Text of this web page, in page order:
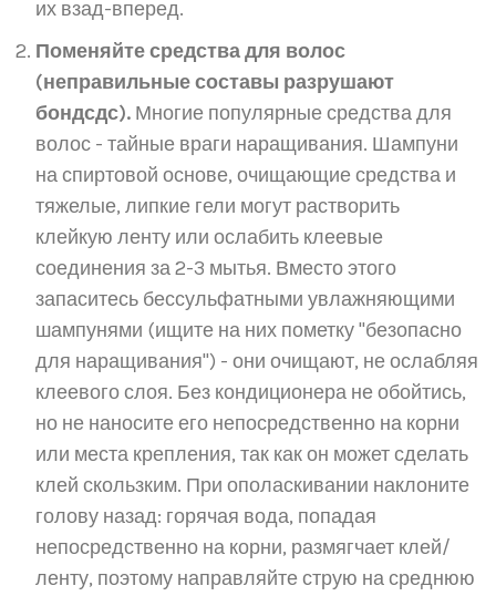
их взад-вперед.
Поменяйте средства для волос
(неправильные составы разрушают
бондсдс). Многие популярные средства для
волос - тайные враги наращивания. Шампуни
на спиртовой основе, очищающие средства и
тяжелые, липкие гели могут растворить
клейкую ленту или ослабить клеевые
соединения за 2-3 мытья. Вместо этого
запаситесь бессульфатными увлажняющими
шампунями (ищите на них пометку "безопасно
для наращивания") - они очищают, не ослабляя
клеевого слоя. Без кондиционера не обойтись,
но не наносите его непосредственно на корни
или места крепления, так как он может сделать
клей скользким. При ополаскивании наклоните
голову назад: горячая вода, попадая
непосредственно на корни, размягчает клей/
ленту, поэтому направляйте струю на среднюю